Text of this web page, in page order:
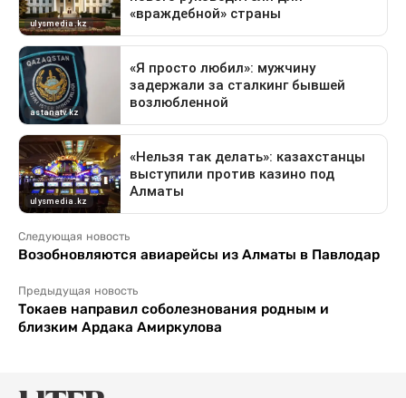
Следующая новость
Возобновляются авиарейсы из Алматы в Павлодар
Предыдущая новость
Токаев направил соболезнования родным и
близким Ардака Амиркулова